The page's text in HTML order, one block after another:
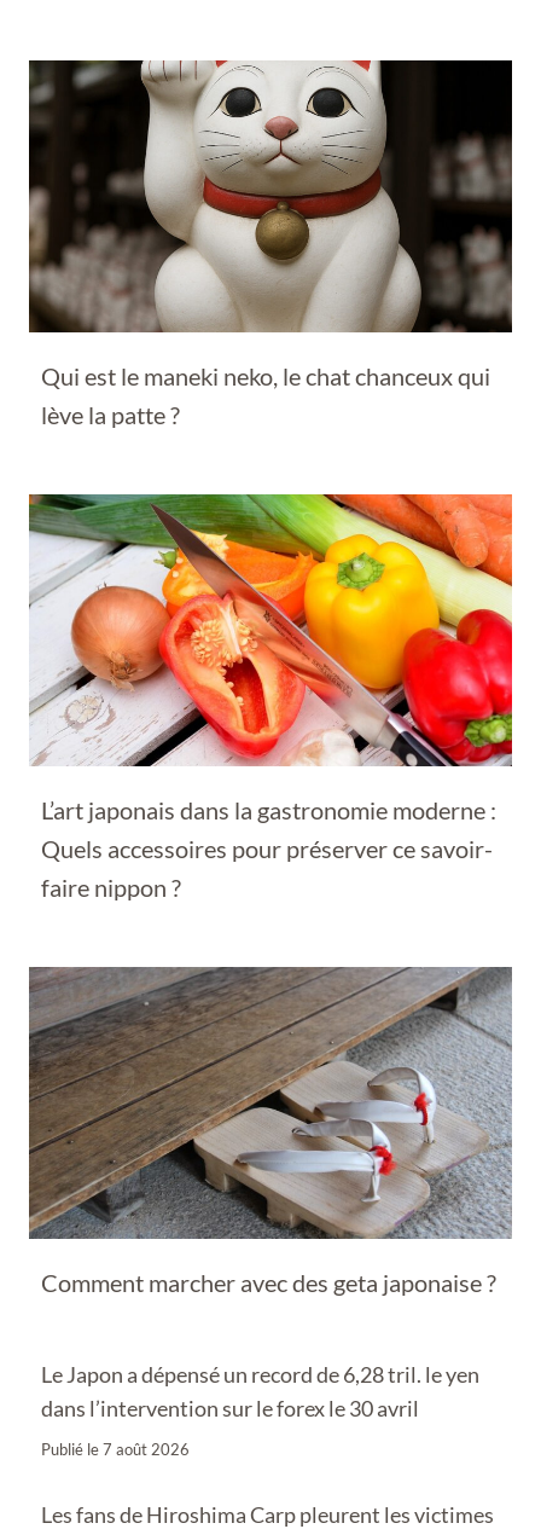
Qui est le maneki neko, le chat chanceux qui
lève la patte ?
L’art japonais dans la gastronomie moderne :
Quels accessoires pour préserver ce savoir-
faire nippon ?
Comment marcher avec des geta japonaise ?
Le Japon a dépensé un record de 6,28 tril. le yen
dans l’intervention sur le forex le 30 avril
Publié le7 août 2026
Les fans de Hiroshima Carp pleurent les victimes